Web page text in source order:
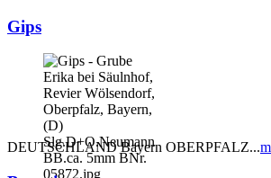
Gips
DEUTSCHLAND Bayern OBERPFALZ...